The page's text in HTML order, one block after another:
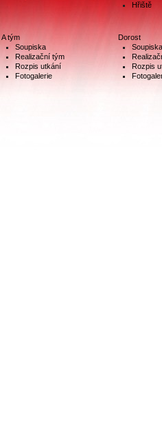
Hřiště
A tým
Soupiska
Realizační tým
Rozpis utkání
Fotogalerie
Dorost
Soupiska
Rozpis